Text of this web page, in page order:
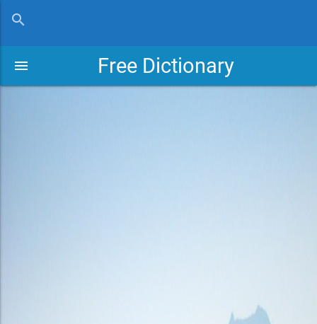
search
Free Dictionary
menu